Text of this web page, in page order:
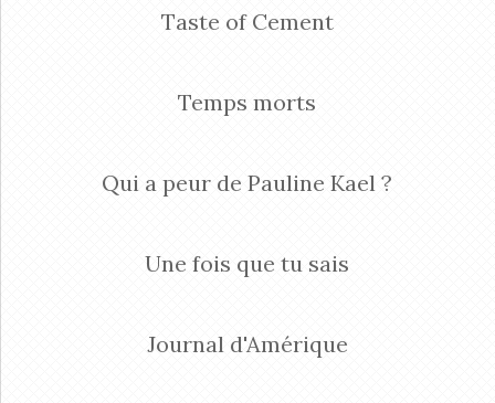
Taste of Cement
Temps morts
Qui a peur de Pauline Kael ?
Une fois que tu sais
Journal d'Amérique